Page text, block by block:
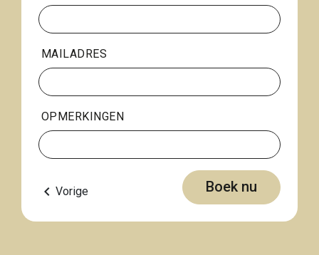
MAILADRES
OPMERKINGEN
Boek nu
keyboard_arrow_left Vorige